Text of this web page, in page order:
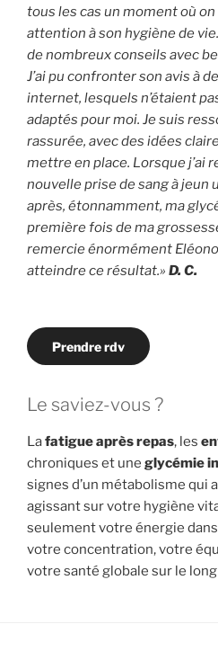
tous les cas un moment où
attention à son hygiène de
de nombreux conseils avec
J’ai pu confronter son avis à
internet, lesquels n’étaient
adaptés pour moi. Je suis
rassurée, avec des idées
mettre en place. Lorsque j’ai
nouvelle prise de sang à jeun
après, étonnamment, ma
première fois de ma
remercie énormément
atteindre ce résultat.» D. C.
Prendre rdv
Le saviez-vous ?
Lafatigue après repas, les
chroniques et une glycémie
signes d’un métabolisme qui
agissant sur votre hygiène
seulement votre énergie
votre concentration, votre
votre santé globale sur le